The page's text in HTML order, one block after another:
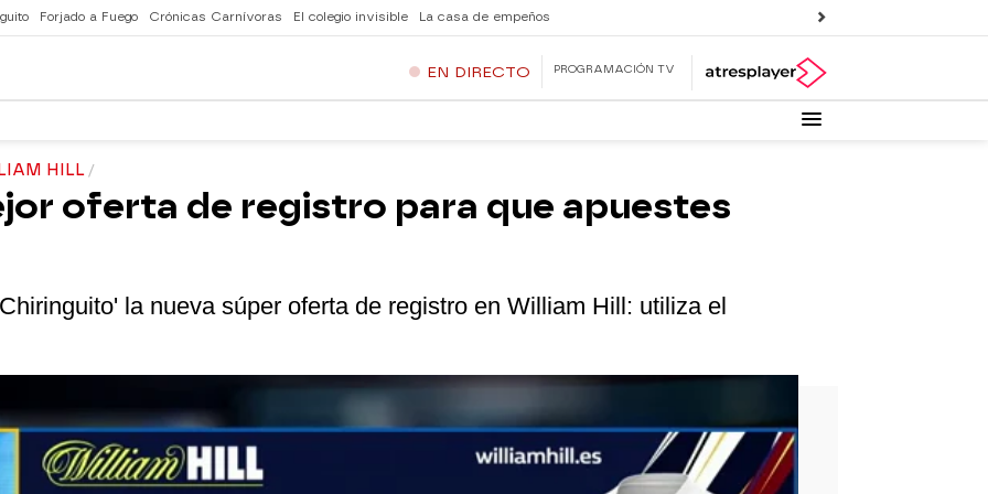
Forjado a Fuego Crónicas Carnívoras El colegio invisible La casa de empeños
EN DIRECTO PROGRAMACIÓN TV
HILL
oferta de registro para que apuestes
la nueva súper oferta de registro en William Hill: utiliza el